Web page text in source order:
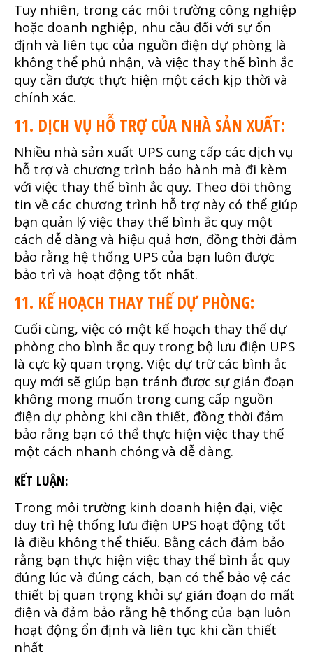
Tuy nhiên, trong các môi trường công nghiệp
hoặc doanh nghiệp, nhu cầu đối với sự ổn
định và liên tục của nguồn điện dự phòng là
không thể phủ nhận, và việc thay thế bình ắc
quy cần được thực hiện một cách kịp thời và
chính xác.
11. DỊCH VỤ HỖ TRỢ CỦA NHÀ SẢN XUẤT:
Nhiều nhà sản xuất UPS cung cấp các dịch vụ
hỗ trợ và chương trình bảo hành mà đi kèm
với việc thay thế bình ắc quy. Theo dõi thông
tin về các chương trình hỗ trợ này có thể giúp
bạn quản lý việc thay thế bình ắc quy một
cách dễ dàng và hiệu quả hơn, đồng thời đảm
bảo rằng hệ thống UPS của bạn luôn được
bảo trì và hoạt động tốt nhất.
11. KẾ HOẠCH THAY THẾ DỰ PHÒNG:
Cuối cùng, việc có một kế hoạch thay thế dự
phòng cho bình ắc quy trong bộ lưu điện UPS
là cực kỳ quan trọng. Việc dự trữ các bình ắc
quy mới sẽ giúp bạn tránh được sự gián đoạn
không mong muốn trong cung cấp nguồn
điện dự phòng khi cần thiết, đồng thời đảm
bảo rằng bạn có thể thực hiện việc thay thế
một cách nhanh chóng và dễ dàng.
KẾT LUẬN:
Trong môi trường kinh doanh hiện đại, việc
duy trì hệ thống lưu điện UPS hoạt động tốt
là điều không thể thiếu. Bằng cách đảm bảo
rằng bạn thực hiện việc thay thế bình ắc quy
đúng lúc và đúng cách, bạn có thể bảo vệ các
thiết bị quan trọng khỏi sự gián đoạn do mất
điện và đảm bảo rằng hệ thống của bạn luôn
hoạt động ổn định và liên tục khi cần thiết
nhất